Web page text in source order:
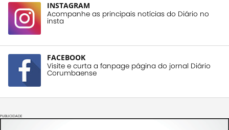
INSTAGRAM
Acompanhe as principais notícias do Diário no
insta
FACEBOOK
Visite e curta a fanpage página do jornal Diário
Corumbaense
PUBLICIDADE